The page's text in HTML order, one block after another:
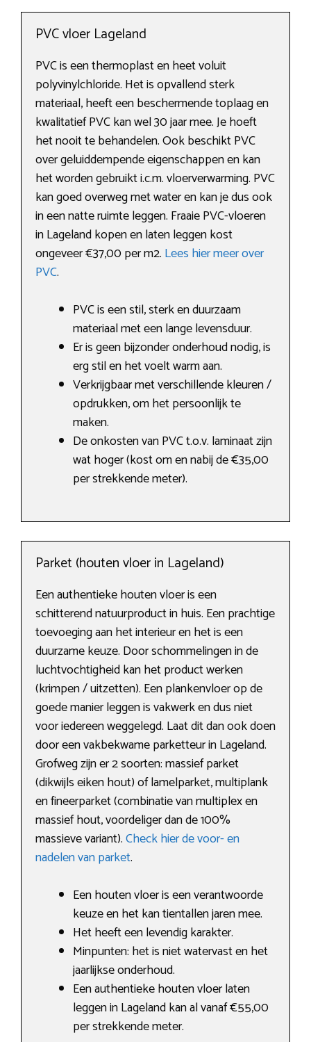
PVC vloer Lageland
PVC is een thermoplast en heet voluit
polyvinylchloride. Het is opvallend sterk
materiaal, heeft een beschermende toplaag en
kwalitatief PVC kan wel 30 jaar mee. Je hoeft
het nooit te behandelen. Ook beschikt PVC
over geluiddempende eigenschappen en kan
het worden gebruikt i.c.m. vloerverwarming. PVC
kan goed overweg met water en kan je dus ook
in een natte ruimte leggen. Fraaie PVC-vloeren
in Lageland kopen en laten leggen kost
ongeveer €37,00 per m2. Lees hier meer over
PVC.
PVC is een stil, sterk en duurzaam
materiaal met een lange levensduur.
Er is geen bijzonder onderhoud nodig, is
erg stil en het voelt warm aan.
Verkrijgbaar met verschillende kleuren /
opdrukken, om het persoonlijk te
maken.
De onkosten van PVC t.o.v. laminaat zijn
wat hoger (kost om en nabij de €35,00
per strekkende meter).
Parket (houten vloer in Lageland)
Een authentieke houten vloer is een
schitterend natuurproduct in huis. Een prachtige
toevoeging aan het interieur en het is een
duurzame keuze. Door schommelingen in de
luchtvochtigheid kan het product werken
(krimpen / uitzetten). Een plankenvloer op de
goede manier leggen is vakwerk en dus niet
voor iedereen weggelegd. Laat dit dan ook doen
door een vakbekwame parketteur in Lageland.
Grofweg zijn er 2 soorten: massief parket
(dikwijls eiken hout) of lamelparket, multiplank
en fineerparket (combinatie van multiplex en
massief hout, voordeliger dan de 100%
massieve variant).Check hier de voor- en
nadelen van parket.
Een houten vloer is een verantwoorde
keuze en het kan tientallen jaren mee.
Het heeft een levendig karakter.
Minpunten: het is niet watervast en het
jaarlijkse onderhoud.
Een authentieke houten vloer laten
leggen in Lageland kan al vanaf €55,00
per strekkende meter.